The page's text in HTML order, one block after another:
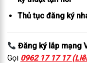
Thủ tục đăng ký
Đăng ký lắp mạng
Gọi 0962 17 17 17